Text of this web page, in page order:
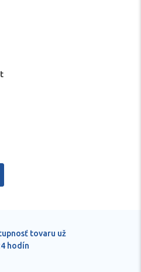
tovaru už
hodín